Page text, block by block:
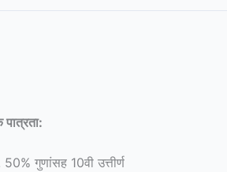
पात्रता:
50% गुणांसह 10वी उत्तीर्ण